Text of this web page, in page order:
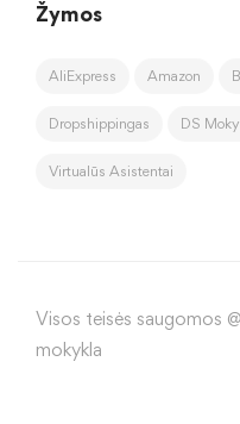
Žymos
AliExpress Amazon
Dropshippingas DS
Virtualūs Asistentai
Visos teisės saugomos
mokykla